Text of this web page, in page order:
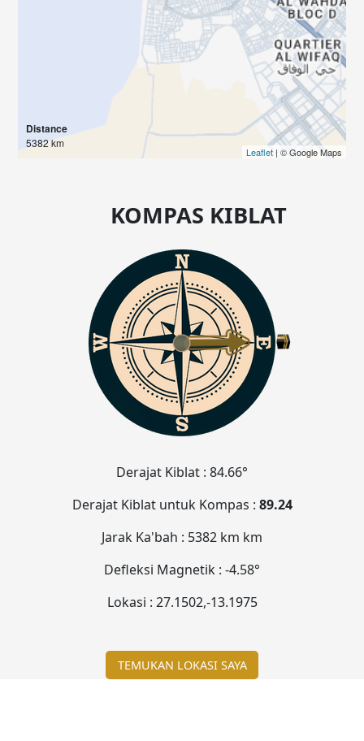
Distance
5382 km
Leaflet| © Google Maps
KOMPAS KIBLAT
Derajat Kiblat : 84.66°
Derajat Kiblat untuk Kompas : 89.24
Jarak Ka'bah : 5382 km km
Defleksi Magnetik : -4.58°
Lokasi : 27.1502,-13.1975
TEMUKAN LOKASI SAYA